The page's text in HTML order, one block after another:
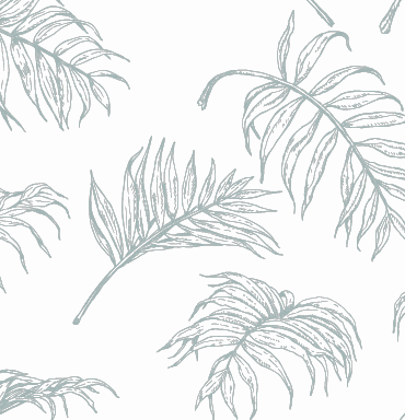
- King For A Day NEIPA - (Sans Alcool) - 0,5% - Canette 33cl
- King For A Day NEIPA - (Sans Alcool) - 0,5% - Canette 33cl
immédiat